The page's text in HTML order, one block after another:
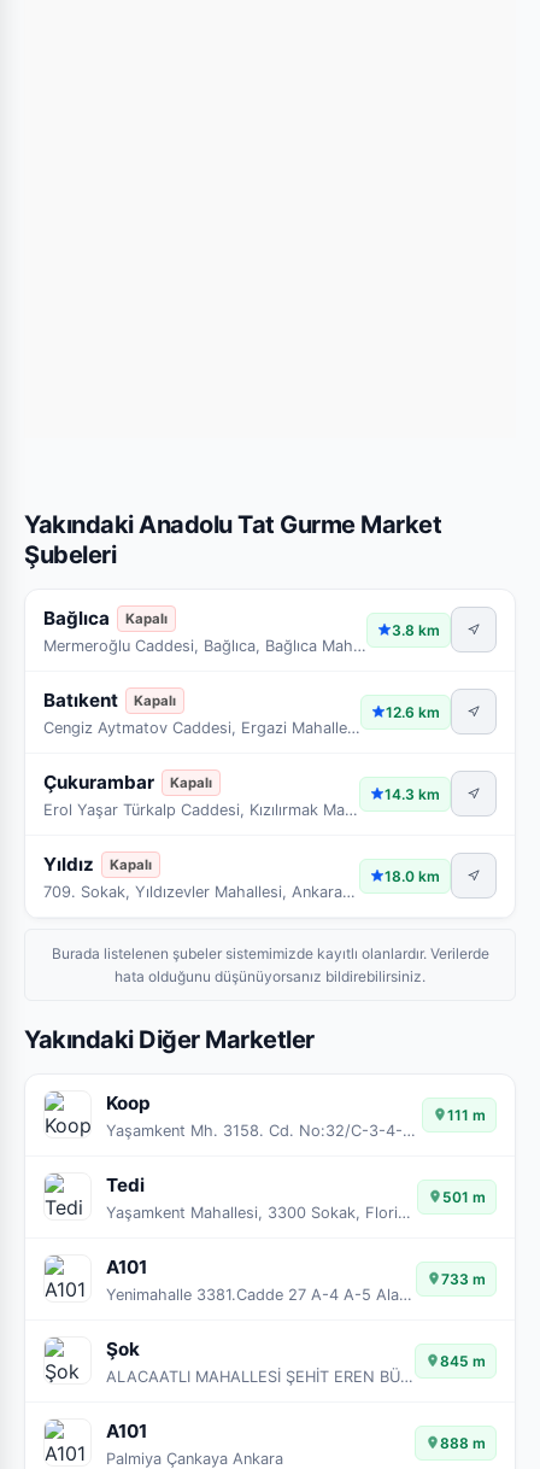
Yakındaki Anadolu Tat Gurme Market
Şubeleri
Bağlıca Kapalı
Mermeroğlu Caddesi, Bağlıca, Bağlıca Mahallesi, Etimesgut, Ankara, İç Anadolu Bölgesi, 06790, Türkiye
3.8 km
Batıkent Kapalı
Cengiz Aytmatov Caddesi, Ergazi Mahallesi, Yenimahalle, Ankara, İç Anadolu Bölgesi, 06370, Türkiye
12.6 km
Çukurambar Kapalı
Erol Yaşar Türkalp Caddesi, Kızılırmak Mahallesi, Ankara, Çankaya, Ankara, İç Anadolu Bölgesi, 06530, Türkiye
14.3 km
Yıldız Kapalı
709. Sokak, Yıldızevler Mahallesi, Ankara, Çankaya, Ankara, İç Anadolu Bölgesi, 06550, Türkiye
18.0 km
Burada listelenen şubeler sistemimizde kayıtlı olanlardır. Verilerde
hata olduğunu düşünüyorsanız bildirebilirsiniz.
Yakındaki Diğer Marketler
Koop
Yaşamkent Mh. 3158. Cd. No:32/C-3-4-5 - ÇANKAYA/ ANKARA
111 m
Tedi
Yaşamkent Mahallesi, 3300 Sokak, Florium Konutları, No:6 A-07 Alacaatlı
501 m
A101
Yenimahalle 3381.Cadde 27 A-4 A-5 Alacaatlı Çankaya Ankara
733 m
Şok
ALACAATLI MAHALLESİ ŞEHİT EREN BÜLBÜL CADDESİ NO: 39 B / C
845 m
A101
Palmiya Çankaya Ankara
888 m